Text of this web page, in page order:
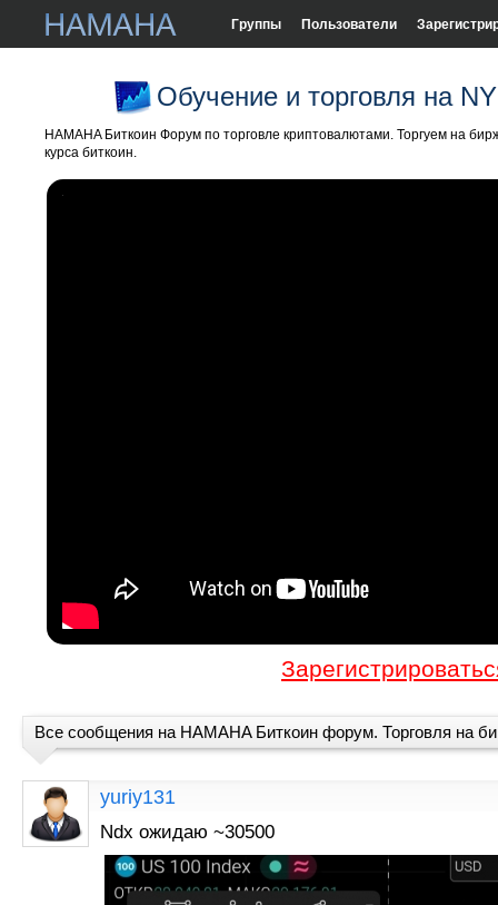
Группы Пользователи
Обучение и торговля на
HAMAHA Биткоин Форум по торговле криптовалютами. Торгуем на
курса биткоин.
Все сообщения на HAMAHA Биткоин форум. Торговля на
yuriy131
Ndx ожидаю ~30500